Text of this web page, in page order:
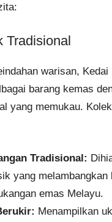
Tradisional
warisan,
barang kemas
yang memukau.
Tradisional:
yang melambangkan
emas Melayu.​
Menampilkan